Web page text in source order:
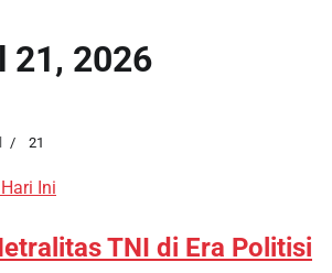
21, 2026
21
Ini
TNI di Era Politisi